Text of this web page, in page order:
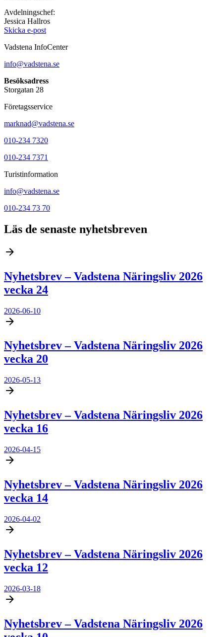
Avdelningschef:
Jessica Hallros
Skicka e-post
Vadstena InfoCenter
info@vadstena.se
Besöksadress
Storgatan 28
Företagsservice
marknad@vadstena.se
010-234 7320
010-234 7371
Turistinformation
info@vadstena.se
010-234 73 70
Läs de senaste nyhetsbreven
Nyhetsbrev – Vadstena Näringsliv 2026
vecka 24
2026-06-10
Nyhetsbrev – Vadstena Näringsliv 2026
vecka 20
2026-05-13
Nyhetsbrev – Vadstena Näringsliv 2026
vecka 16
2026-04-15
Nyhetsbrev – Vadstena Näringsliv 2026
vecka 14
2026-04-02
Nyhetsbrev – Vadstena Näringsliv 2026
vecka 12
2026-03-18
Nyhetsbrev – Vadstena Näringsliv 2026